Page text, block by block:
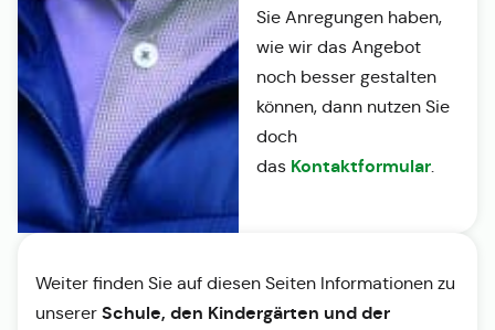
Sie Anregungen haben,
wie wir das Angebot
noch besser gestalten
können, dann nutzen Sie
doch
das Kontaktformular.
Weiter finden Sie auf diesen Seiten Informationen zu
unserer Schule, den Kindergärten und der